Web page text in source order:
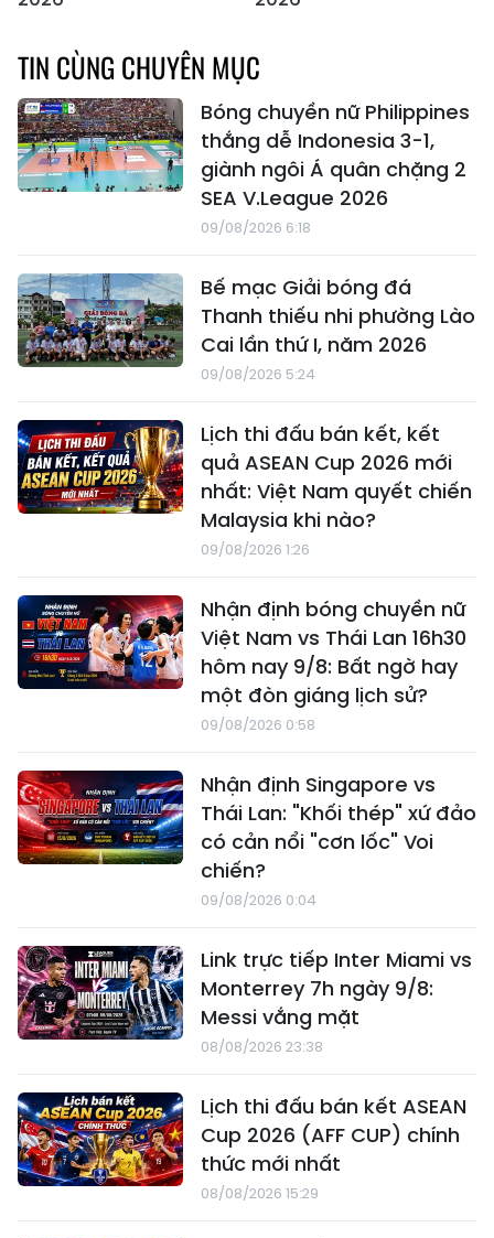
TIN CÙNG CHUYÊN MỤC
Bóng chuyền nữ Philippines
thắng dễ Indonesia 3-1,
giành ngôi Á quân chặng 2
SEA V.League 2026
09/08/2026 6:18
Bế mạc Giải bóng đá
Thanh thiếu nhi phường Lào
Cai lần thứ I, năm 2026
09/08/2026 5:24
Lịch thi đấu bán kết, kết
quả ASEAN Cup 2026 mới
nhất: Việt Nam quyết chiến
Malaysia khi nào?
09/08/2026 1:26
Nhận định bóng chuyền nữ
Việt Nam vs Thái Lan 16h30
hôm nay 9/8: Bất ngờ hay
một đòn giáng lịch sử?
09/08/2026 0:58
Nhận định Singapore vs
Thái Lan: "Khối thép" xứ đảo
có cản nổi "cơn lốc" Voi
chiến?
09/08/2026 0:04
Link trực tiếp Inter Miami vs
Monterrey 7h ngày 9/8:
Messi vắng mặt
08/08/2026 23:38
Lịch thi đấu bán kết ASEAN
Cup 2026 (AFF CUP) chính
thức mới nhất
08/08/2026 15:29